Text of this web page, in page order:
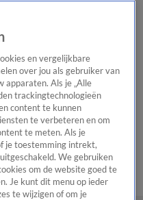
Het beste van Hart
Tip de
Tip de redactiePanelVideo's
en vergelijkbare
over jou als gebruiker van
apparaten. Als je „Alle
trackingtechnologieën
content te kunnen
te verbeteren en om
te meten. Als je
je toestemming intrekt,
We gebruiken
om de website goed te
Je kunt dit menu op ieder
te wijzigen of om je